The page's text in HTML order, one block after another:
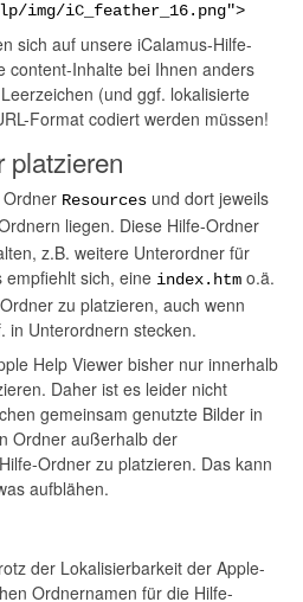
img/iC_feather_16.png">
sich auf unsere iCalamus-Hilfe-
content-Inhalte bei Ihnen anders
(und ggf. lokalisierte
Format codiert werden müssen!
platzieren
Resources und dort jeweils
liegen. Diese Hilfe-Ordner
z.B. weitere Unterordner für
empfiehlt sich, eine index.htm o.ä.
zu platzieren, auch wenn
in Unterordnern stecken.
Help Viewer bisher nur innerhalb
Daher ist es leider nicht
gemeinsam genutzte Bilder in
Ordner außerhalb der
Ordner zu platzieren. Das kann
aufblähen.
der Lokalisierbarkeit der Apple-
Ordnernamen für die Hilfe-